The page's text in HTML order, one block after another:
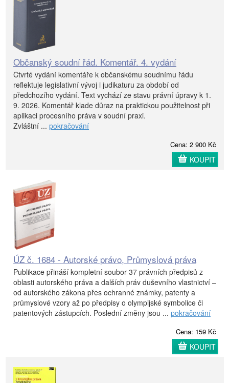
Občanský soudní řád. Komentář. 4. vydání
Čtvrté vydání komentáře k občanskému soudnímu řádu
reflektuje legislativní vývoj i judikaturu za období od
předchozího vydání. Text vychází ze stavu právní úpravy k 1.
9. 2026. Komentář klade důraz na praktickou použitelnost při
aplikaci procesního práva v soudní praxi.
Zvláštní ... pokračování
Cena: 2 900 Kč
KOUPIT
ÚZ č. 1684 - Autorské právo, Průmyslová práva
Publikace přináší kompletní soubor 37 právních předpisů z
oblasti autorského práva a dalších práv duševního vlastnictví –
od autorského zákona přes ochranné známky, patenty a
průmyslové vzory až po předpisy o olympijské symbolice či
patentových zástupcích. Poslední změny jsou ... pokračování
Cena: 159 Kč
KOUPIT